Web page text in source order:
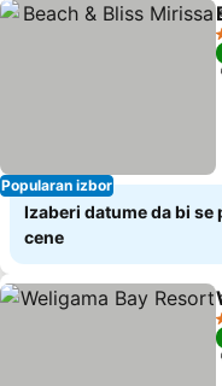
Popularan izbor
Izaberi datume da bi se
cene